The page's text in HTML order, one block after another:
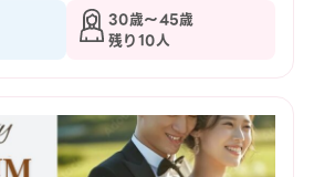
30歳〜45歳
残り10人